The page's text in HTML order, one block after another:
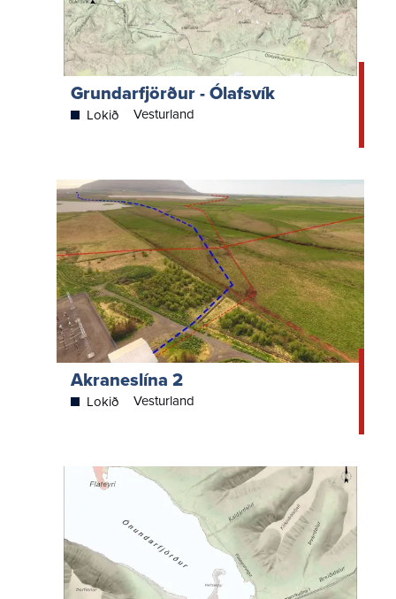
Grundarfjörður - Ólafsvík
Lokið Vesturland
Akraneslína 2
Lokið Vesturland